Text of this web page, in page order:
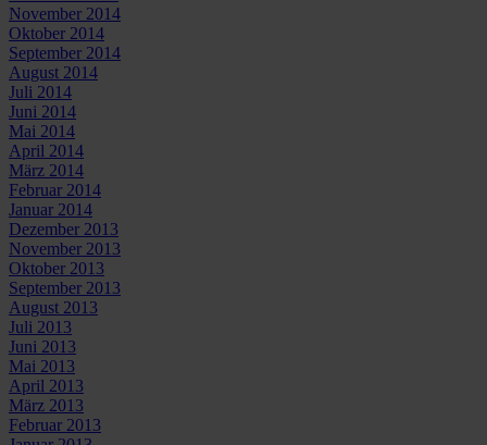
November 2014
Oktober 2014
September 2014
August 2014
Juli 2014
Juni 2014
Mai 2014
April 2014
März 2014
Februar 2014
Januar 2014
Dezember 2013
November 2013
Oktober 2013
September 2013
August 2013
Juli 2013
Juni 2013
Mai 2013
April 2013
März 2013
Februar 2013